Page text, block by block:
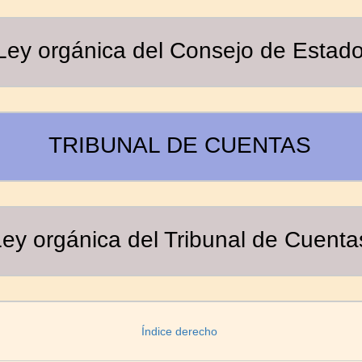
orgánica del Consejo de
TRIBUNAL DE CUENTAS
orgánica del Tribunal de
Índice derecho